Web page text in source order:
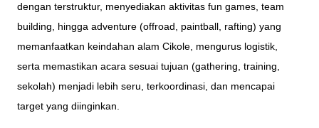
dengan terstruktur, menyediakan aktivitas fun games, team
building, hingga adventure (offroad, paintball, rafting) yang
memanfaatkan keindahan alam Cikole, mengurus logistik,
serta memastikan acara sesuai tujuan (gathering, training,
sekolah) menjadi lebih seru, terkoordinasi, dan mencapai
target yang diinginkan.